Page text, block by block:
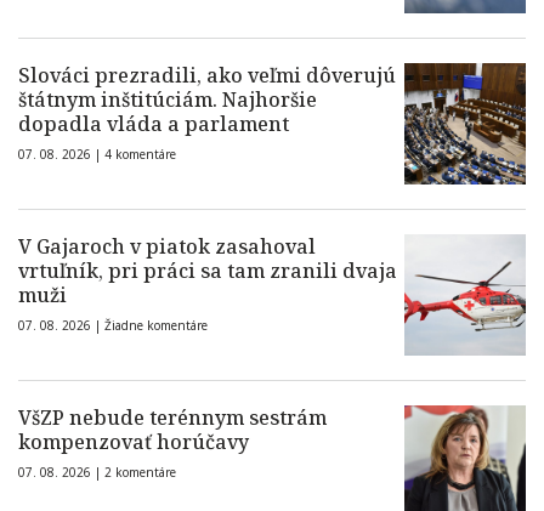
Slováci prezradili, ako veľmi dôverujú
štátnym inštitúciám. Najhoršie
dopadla vláda a parlament
07. 08. 2026 | 4 komentáre
V Gajaroch v piatok zasahoval
vrtuľník, pri práci sa tam zranili dvaja
muži
07. 08. 2026 | Žiadne komentáre
VšZP nebude terénnym sestrám
kompenzovať horúčavy
07. 08. 2026 | 2 komentáre